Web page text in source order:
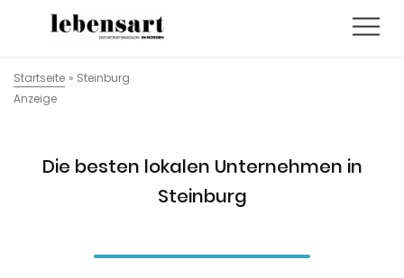
Startseite » Steinburg
Anzeige
Die besten lokalen Unternehmen in
Steinburg